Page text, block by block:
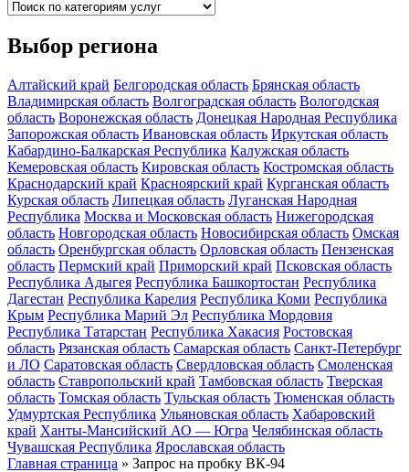
Выбор региона
Алтайский край Белгородская область Брянская область
Владимирская область Волгоградская область Вологодская
область Воронежская область Донецкая Народная Республика
Запорожская область Ивановская область Иркутская область
Кабардино-Балкарская Республика Калужская область
Кемеровская область Кировская область Костромская область
Краснодарский край Красноярский край Курганская область
Курская область Липецкая область Луганская Народная
Республика Москва и Московская область Нижегородская
область Новгородская область Новосибирская область Омская
область Оренбургская область Орловская область Пензенская
область Пермский край Приморский край Псковская область
Республика Адыгея Республика Башкортостан Республика
Дагестан Республика Карелия Республика Коми Республика
Крым Республика Марий Эл Республика Мордовия
Республика Татарстан Республика Хакасия Ростовская
область Рязанская область Самарская область Санкт-Петербург
и ЛО Саратовская область Свердловская область Смоленская
область Ставропольский край Тамбовская область Тверская
область Томская область Тульская область Тюменская область
Удмуртская Республика Ульяновская область Хабаровский
край Ханты-Мансийский АО — Югра Челябинская область
Чувашская Республика Ярославская область
Главная страница » Запрос на пробку ВК-94